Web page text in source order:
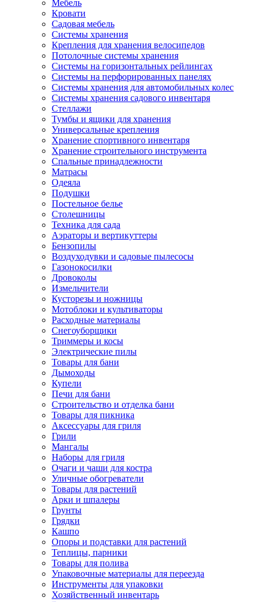
Мебель
Кровати
Садовая мебель
Системы хранения
Крепления для хранения велосипедов
Потолочные системы хранения
Системы на горизонтальных рейлингах
Системы на перфорированных панелях
Системы хранения для автомобильных колес
Системы хранения садового инвентаря
Стеллажи
Тумбы и ящики для хранения
Универсальные крепления
Хранение спортивного инвентаря
Хранение строительного инструмента
Спальные принадлежности
Матрасы
Одеяла
Подушки
Постельное белье
Столешницы
Техника для сада
Аэраторы и вертикуттеры
Бензопилы
Воздуходувки и садовые пылесосы
Газонокосилки
Дровоколы
Измельчители
Кусторезы и ножницы
Мотоблоки и культиваторы
Расходные материалы
Снегоуборщики
Триммеры и косы
Электрические пилы
Товары для бани
Дымоходы
Купели
Печи для бани
Строительство и отделка бани
Товары для пикника
Аксессуары для гриля
Грили
Мангалы
Наборы для гриля
Очаги и чаши для костра
Уличные обогреватели
Товары для растений
Арки и шпалеры
Грунты
Грядки
Кашпо
Опоры и подставки для растений
Теплицы, парники
Товары для полива
Упаковочные материалы для переезда
Инструменты для упаковки
Хозяйственный инвентарь